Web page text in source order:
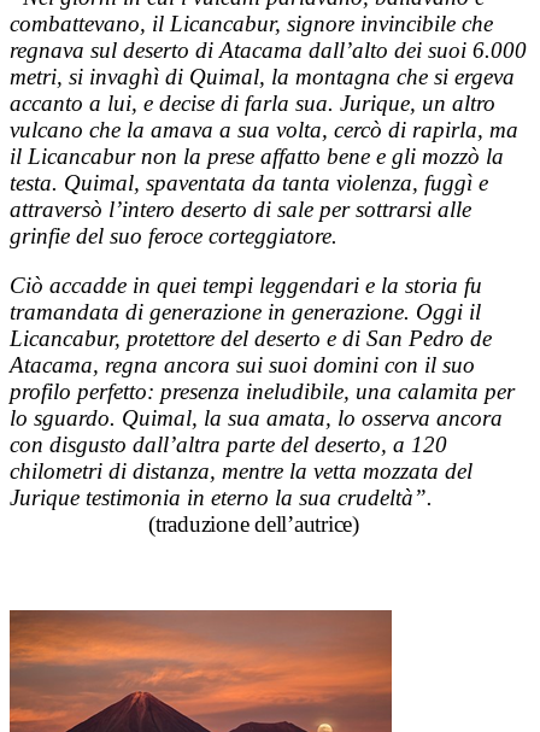
combattevano, il Licancabur, signore invincibile che
regnava sul deserto di Atacama dall’alto dei suoi 6.000
metri, si invaghì di Quimal, la montagna che si ergeva
accanto a lui, e decise di farla sua. Jurique, un altro
vulcano che la amava a sua volta, cercò di rapirla, ma
il Licancabur non la prese affatto bene e gli mozzò la
testa. Quimal, spaventata da tanta violenza, fuggì e
attraversò l’intero deserto di sale per sottrarsi alle
grinfie del suo feroce corteggiatore.
Ciò accadde in quei tempi leggendari e la storia fu
tramandata di generazione in generazione. Oggi il
Licancabur, protettore del deserto e di San Pedro de
Atacama, regna ancora sui suoi domini con il suo
profilo perfetto: presenza ineludibile, una calamita per
lo sguardo. Quimal, la sua amata, lo osserva ancora
con disgusto dall’altra parte del deserto, a 120
chilometri di distanza, mentre la vetta mozzata del
Jurique testimonia in eterno la sua crudeltà”.
(traduzione dell’autrice)